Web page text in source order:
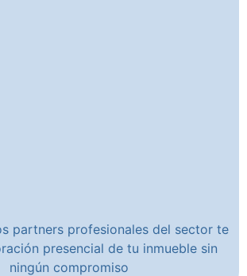
partners profesionales del sector te
presencial de tu inmueble sin
ningún compromiso